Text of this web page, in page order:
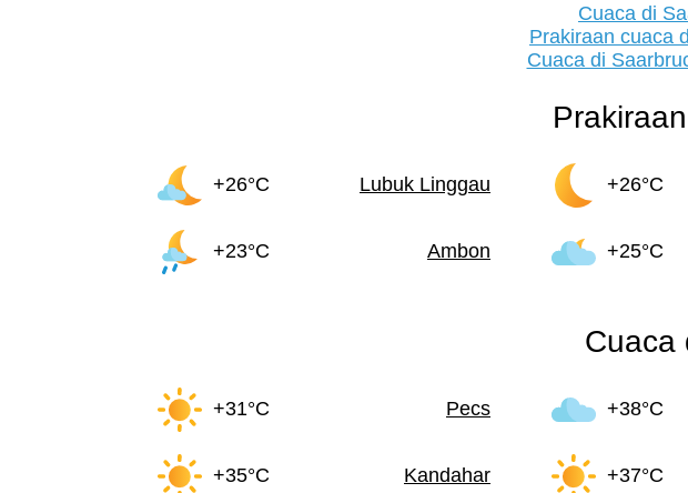
Cuaca di
Prakiraan cuaca
Cuaca di
+26°C Lubuk Linggau +26°C
+23°C Ambon +25°C
Cuaca
+31°C Pecs +38°C
+35°C Kandahar +37°C